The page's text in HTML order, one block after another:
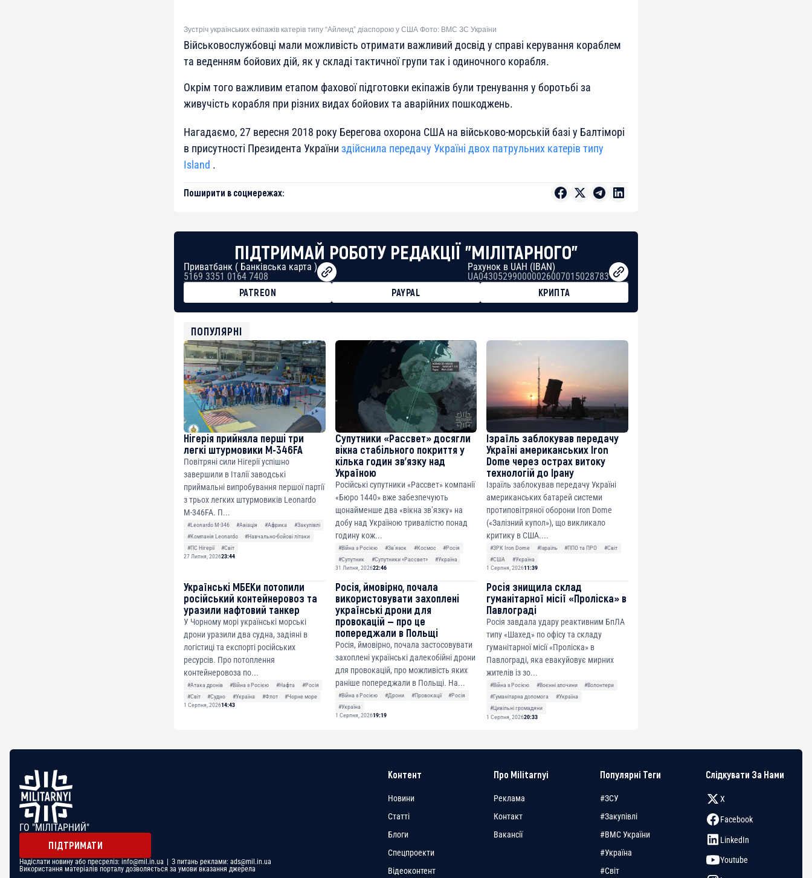
Зустріч українських екіпажів катерів типу “Айленд” діаспорою у США Фото: ВМС ЗС України
Військовослужбовці мали можливість отримати важливий досвід у справі керування кораблем
та веденням бойових дій, як у складі тактичної групи так і одиночного корабля.
Окрім того важливим етапом фахової підготовки екіпажів були тренування у боротьбі за
живучість корабля при різних видах бойових та аварійних пошкоджень.
Нагадаємо, 27 вересня 2018 року Берегова охорона США на військово-морській базі у Балтіморі
в присутності Президента України здійснила передачу Україні двох патрульних катерів типу
Island .
Поширити в соцмережах:
ПІДТРИМАЙ РОБОТУ РЕДАКЦІЇ "МІЛІТАРНОГО"
Приватбанк ( Банківська карта )
5169 3351 0164 7408
Рахунок в UAH (IBAN)
UA043052990000026007015028783
PATREON
PAYPAL
КРИПТА
USDT
0x8676644fA7B6d328310283cAC1065Ae01d97CEe7
ETH
0xfD02863D3289416fcF50975c9DFda13623f97758
ПОПУЛЯРНІ
Нігерія прийняла перші три
легкі штурмовики M-346FA
Повітряні сили Нігерії успішно
завершили в Італії заводські
приймальні випробування першої партії
з трьох легких штурмовиків Leonardo
M-346FA. П...
#Leonardo M-346 #Авіація #Африка
#Закупівлі
#Компанія Leonardo
#Навчально-бойові літаки
#ПС Нігерії
#Світ
27 Липня, 202623:44
Супутники «Рассвет» досягли
вікна стабільного покриття у
кілька годин зв’язку над
Україною
Російські супутники «Рассвет» компанії
«Бюро 1440» вже забезпечують
щонайменше два «вікна зв’язку» на
добу над Україною тривалістю понад
годину кож...
#Війна з Росією #Звʼязок #Космос
#Росія
#Супутник
#Супутники «Рассвет»
#Україна
31 Липня, 202622:46
Ізраїль заблокував передачу
Україні американських Iron
Dome через острах витоку
технологій до Ірану
Ізраїль заблокував передачу Україні
американських батарей системи
протиповітряної оборони Iron Dome
(«Залізний купол»), що викликало
критику в США....
#ЗРК Iron Dome #Ізраїль #ППО та ПРО
#Світ
#США
#Україна
1 Серпня, 202611:39
Українські МБЕКи потопили
російський контейнеровоз та
уразили нафтовий танкер
У Чорному морі українські морські
дрони уразили два судна, задіяні в
логістиці та експорті російських
ресурсів. Про потоплення
контейнеровоза по...
#Атака дронів #Війна з Росією #Нафта
#Росія
#Світ
#Судно #Україна #Флот
#Чорне море
1 Серпня, 202614:43
Росія, ймовірно, почала
використовувати захоплені
українські дрони для
провокацій — про це
попереджали в Польщі
Росія, ймовірно, почала застосовувати
захоплені українські далекобійні дрони
для провокацій, про можливість яких
раніше попереджали в Польщі. На...
#Війна з Росією #Дрони #Провокації
#Росія
#Україна
1 Серпня, 202619:19
Росія знищила склад
гуманітарної місії «Проліска» в
Павлограді
Росія завдала удару реактивним БпЛА
типу «Шахед» по офісу та складу
гуманітарної місії «Проліска» в
Павлограді, яка евакуйовує мирних
жителів із зо...
#Війна з Росією #Воєнні злочини
#Волонтери
#Гуманітарна допомога
#Україна
#Цивільні громадяни
1 Серпня, 202620:33
ГО "МІЛІТАРНИЙ"
ПІДТРИМАТИ
Надіслати новину або пресреліз: info@mil.in.ua | З питань реклами: ads@mil.in.ua
Використання матеріалів порталу дозволяється за умови вказання джерела
Контент
Новини
Статті
Блоги
Спецпроекти
Відеоконтент
Про Militarnyi
Реклама
Контакт
Вакансії
Популярні Теги
#ЗСУ
#Закупівлі
#ВМС України
#Україна
#Світ
Слідкувати За Нами
X
Facebook
LinkedIn
Youtube